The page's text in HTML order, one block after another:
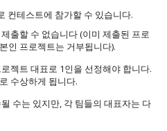
컨테스트에 참가할 수 있습니다.
출할 수 없습니다 (이미 제출된 프로
인 프로젝트는 거부됩니다).
젝트 대표로 1인을 선정해야 합니다.
수상하게 됩니다.
수는 있지만, 각 팀들의 대표자는 다